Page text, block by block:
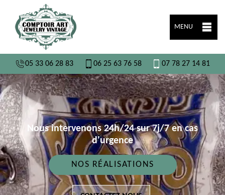
MENU
05 33 06 28 83 06 25 63 76 58 07 78 27 14 81
Nous intervenons 24h/24 sur 7j/7 en cas
d'urgence
NOS RÉALISATIONS